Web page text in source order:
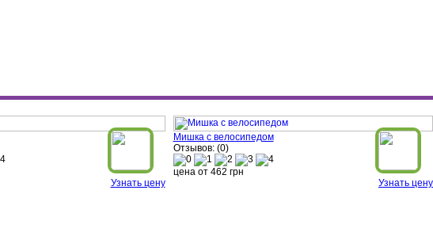
Узнать цену
Мишка с велосипедом
Отзывов: (0)
цена от 462 грн
Узнать цену